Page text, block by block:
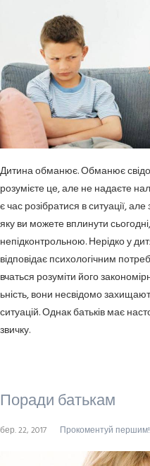
Дитина обманює. Обманює
розумієте це, але не надаєте
є час розібратися в ситуації,
яку ви можете вплинути
непідконтрольною. Нерідко у
відповідає психологічним
вчаться розуміти його
ьність, вони несвідомо
ситуацій. Однак батьків має
звичку.
Поради батькам
бер. 22, 2017 Прокоментуй першим!